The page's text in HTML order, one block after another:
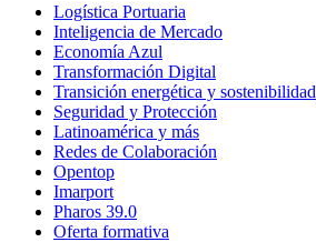
Logística Portuaria
Inteligencia de Mercado
Economía Azul
Transformación Digital
Transición energética y sostenibilidad
Seguridad y Protección
Latinoamérica y más
Redes de Colaboración
Opentop
Imarport
Pharos 39.0
Oferta formativa